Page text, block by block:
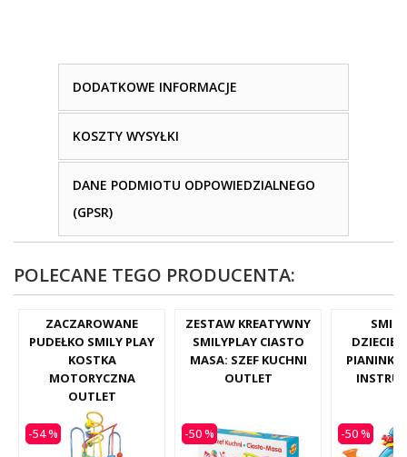
DODATKOWE INFORMACJE
KOSZTY WYSYŁKI
DANE PODMIOTU ODPOWIEDZIALNEGO
(GPSR)
POLECANE TEGO PRODUCENTA:
ZACZAROWANE
PUDEŁKO SMILY PLAY
KOSTKA
MOTORYCZNA
OUTLET
-54 %
ZESTAW KREATYWNY
SMILYPLAY CIASTO
MASA: SZEF KUCHNI
OUTLET
-50 %
PIANINKO
-50 %